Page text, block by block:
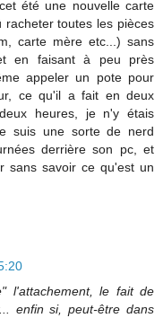
été une nouvelle carte
toutes les pièces
carte mère etc...) sans
en faisant à peu près
appeler un pote pour
ce qu'il a fait en deux
heures, je n'y étais
suis une sorte de nerd
derrière son pc, et
sans savoir ce qu'est un
l'attachement, le fait de
enfin si, peut-être dans